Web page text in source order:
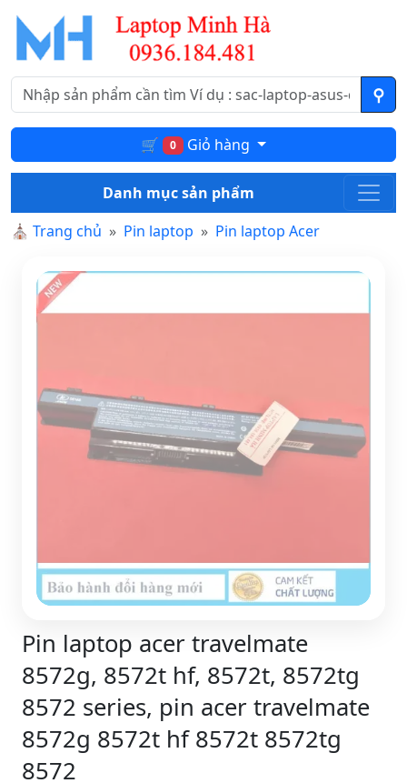
🛒 0 Giỏ hàng
Danh mục sản phẩm
⛪ Trang chủ Pin laptop Pin laptop Acer
Pin laptop acer travelmate
8572g, 8572t hf, 8572t, 8572tg
8572 series, pin acer travelmate
8572g 8572t hf 8572t 8572tg
8572